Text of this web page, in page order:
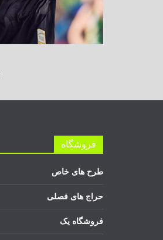
فروشگاه
طرح های خاص
حراج های فصلی
فروشگاه یک